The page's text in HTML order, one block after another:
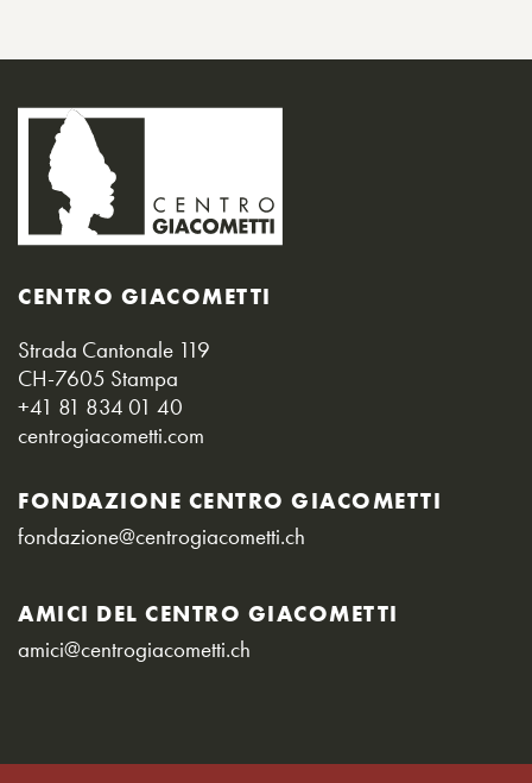
CENTRO GIACOMETTI
Strada Cantonale 119
CH-7605 Stampa
+41 81 834 01 40
centrogiacometti.com
FONDAZIONE CENTRO GIACOMETTI
fondazione@centrogiacometti.ch
AMICI DEL CENTRO GIACOMETTI
amici@centrogiacometti.ch